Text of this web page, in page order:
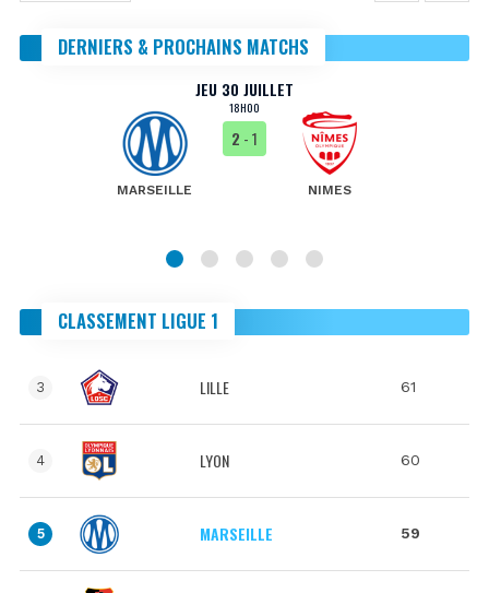
DERNIERS & PROCHAINS MATCHS
JEU 30 JUILLET
18H00
MARSEILLE
2 - 1
NIMES
CLASSEMENT LIGUE 1
3 LILLE 61
4 LYON 60
5 MARSEILLE 59